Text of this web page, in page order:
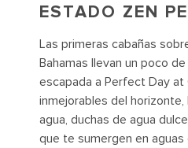
ESTADO ZEN
Las primeras cabañas
Bahamas llevan un poco
escapada a Perfect Day at
inmejorables del
agua, duchas de agua
que te sumergen en